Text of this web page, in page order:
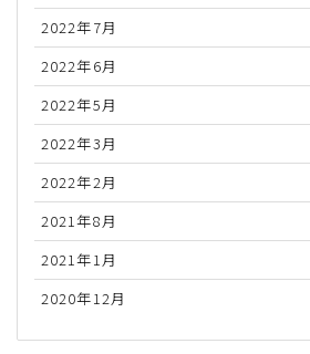
2022年7月
2022年6月
2022年5月
2022年3月
2022年2月
2021年8月
2021年1月
2020年12月